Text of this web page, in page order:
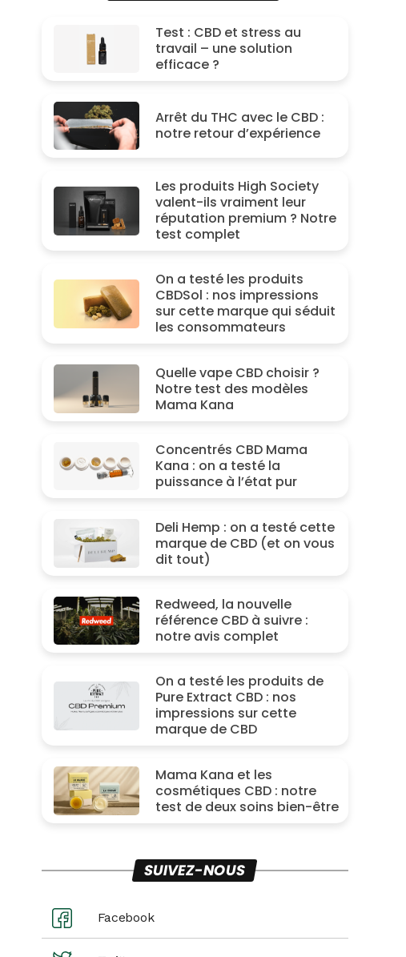
Test : CBD et stress au
travail – une solution
efficace ?
Arrêt du THC avec le CBD :
notre retour d’expérience
Les produits High Society
valent-ils vraiment leur
réputation premium ? Notre
test complet
On a testé les produits
CBDSol : nos impressions
sur cette marque qui séduit
les consommateurs
Quelle vape CBD choisir ?
Notre test des modèles
Mama Kana
Concentrés CBD Mama
Kana : on a testé la
puissance à l’état pur
Deli Hemp : on a testé cette
marque de CBD (et on vous
dit tout)
Redweed, la nouvelle
référence CBD à suivre :
notre avis complet
On a testé les produits de
Pure Extract CBD : nos
impressions sur cette
marque de CBD
Mama Kana et les
cosmétiques CBD : notre
test de deux soins bien-être
SUIVEZ-NOUS
Facebook